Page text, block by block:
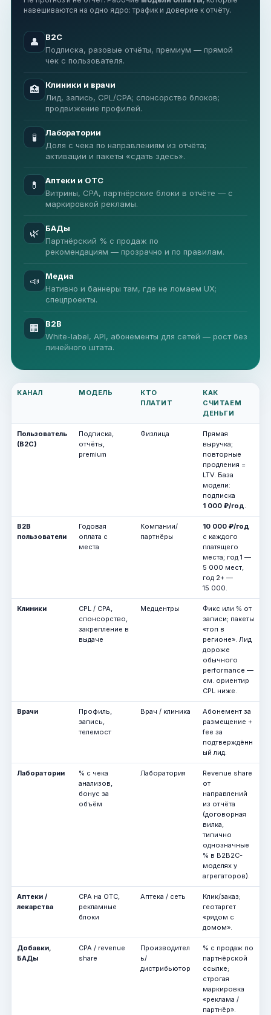
навешиваются на одно ядро: трафик и доверие к отчёту.
👤
B2C
Подписка, разовые отчёты, премиум — прямой
чек с пользователя.
🏥
Клиники и врачи
Лид, запись, CPL/CPA; спонсорство блоков;
продвижение профилей.
🧪
Лаборатории
Доля с чека по направлениям из отчёта;
активации и пакеты «сдать здесь».
💊
Аптеки и OTC
Витрины, CPA, партнёрские блоки в отчёте — с
маркировкой рекламы.
🌿
БАДы
Партнёрский % с продаж по
рекомендациям — прозрачно и по правилам.
📣
Медиа
Нативно и баннеры там, где не ломаем UX;
спецпроекты.
🏢
B2B
White-label, API, абонементы для сетей — рост без
линейного штата.
КАНАЛ МОДЕЛЬ
КТО
ПЛАТИТ
КАК
СЧИТАЕМ
ДЕНЬГИ
Пользователь
(B2C)
Подписка,
отчёты,
premium
Физлица
Прямая
выручка;
повторные
продления =
LTV. База
модели:
подписка
1 000 ₽/год.
B2B
пользователи
Годовая
оплата с
места
Компании/
партнёры
10 000 ₽/год
с каждого
платящего
места; год 1 —
5 000 мест,
год 2+ —
15 000.
Клиники
CPL / CPA,
спонсорство,
закрепление в
выдаче
Медцентры
Фикс или % от
записи; пакеты
«топ в
регионе». Лид
дороже
обычного
performance —
см. ориентир
CPL ниже.
Врачи
Профиль,
запись,
телемост
Врач / клиника
Абонемент за
размещение +
fee за
подтверждённ
ый лид.
Лаборатории
% с чека
анализов,
бонус за
объём
Лаборатория
Revenue share
от
направлений
из отчёта
(договорная
вилка,
типично
однозначные
% в B2B2C-
моделях у
агрегаторов).
Аптеки /
лекарства
CPA на OTC,
рекламные
блоки
Аптека / сеть
Клик/заказ;
геотаргет
«рядом с
домом».
Добавки,
БАДы
CPA / revenue
share
Производител
ь/
дистрибьютор
% с продаж по
партнёрской
ссылке;
строгая
маркировка
«реклама /
партнёр».